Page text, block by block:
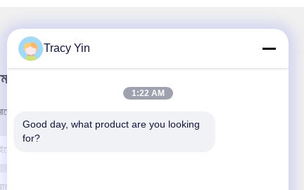
নিউজলেটার
নিউজলেটারে সাবস্ক্রাইব করুন এবং আরও অনেক কিছু পেতে পারেন।
Tracy Yin
1:22 AM
Good day, what product are you looking
for?